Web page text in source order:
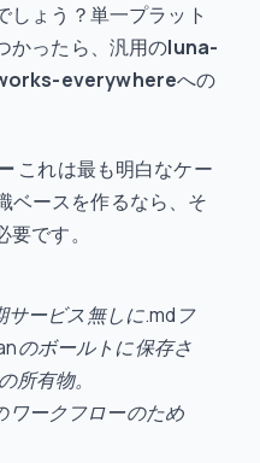
しょう？単一プラット
かったら、汎用のluna-
everywhereへの
これは最も明白なケー
ベースを作るなら、そ
です。
ービス無しに.mdフ
のボールトに保存さ
所有物。
ークフローのため